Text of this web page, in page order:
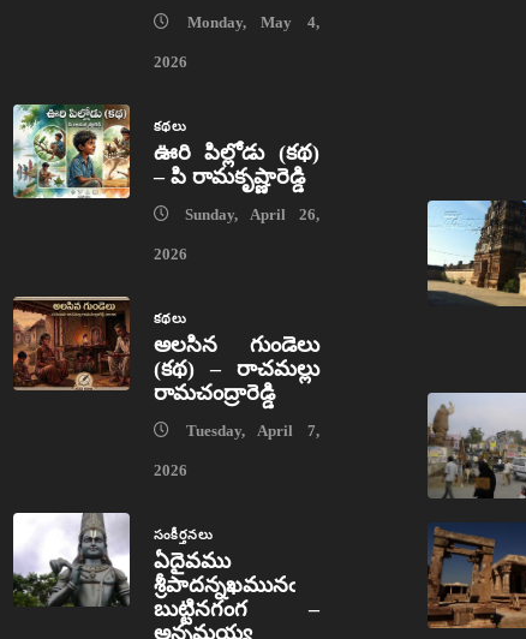
Monday, May 4,
2026
కథలు
ఊరి పిల్లోడు (కథ)
– పి రామకృష్ణారెడ్డి
Sunday, April 26,
2026
కథలు
అలసిన గుండెలు
(కథ) – రాచమల్లు
రామచంద్రారెడ్డి
Tuesday, April 7,
2026
సంకీర్తనలు
ఏదైవము
శ్రీపాదన్నఖమునఁ
బుట్టినగంగ –
అన్నమయ్య